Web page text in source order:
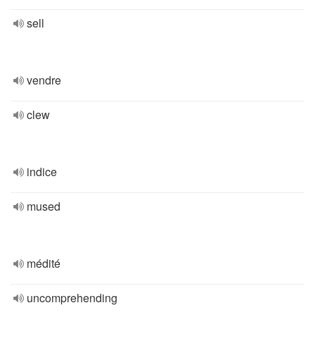
sell
vendre
clew
indice
mused
médité
uncomprehending